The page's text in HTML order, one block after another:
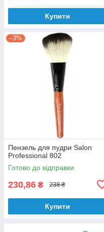
Купити
–3%
Пензель для пудри Salon
Professional 802
Готово до відправки
230,86 ₴ 238 ₴
Купити